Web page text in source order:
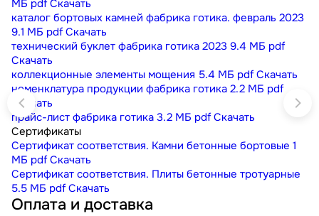
МБ pdf Скачать
каталог бортовых камней фабрика готика. февраль 2023
9.1 МБ pdf Скачать
технический буклет фабрика готика 2023 9.4 МБ pdf
Скачать
коллекционные элементы мощения 5.4 МБ pdf Скачать
номенклатура продукции фабрика готика 2.2 МБ pdf
Скачать
прайс-лист фабрика готика 3.2 МБ pdf Скачать
Сертификаты
Сертификат соответствия. Камни бетонные бортовые 1
МБ pdf Скачать
Сертификат соответствия. Плиты бетонные тротуарные
5.5 МБ pdf Скачать
Оплата и доставка